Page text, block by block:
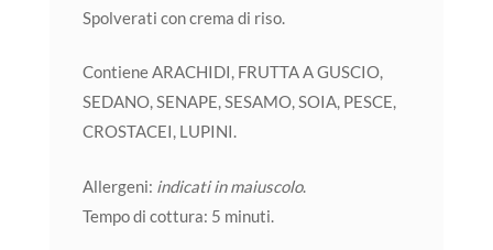
Spolverati con crema di riso.
Contiene ARACHIDI, FRUTTA A GUSCIO,
SEDANO, SENAPE, SESAMO, SOIA, PESCE,
CROSTACEI, LUPINI.
Allergeni: indicati in maiuscolo.
Tempo di cottura: 5 minuti.